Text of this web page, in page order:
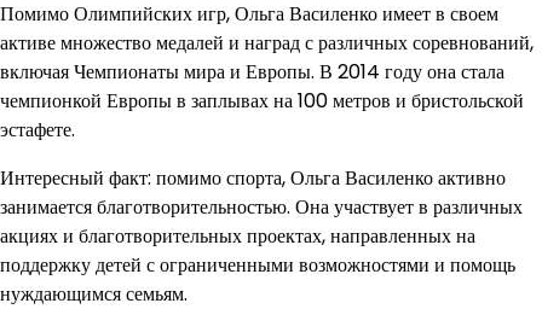
Помимо Олимпийских игр, Ольга Василенко имеет в своем
активе множество медалей и наград с различных соревнований,
включая Чемпионаты мира и Европы. В 2014 году она стала
чемпионкой Европы в заплывах на 100 метров и бристольской
эстафете.
Интересный факт: помимо спорта, Ольга Василенко активно
занимается благотворительностью. Она участвует в различных
акциях и благотворительных проектах, направленных на
поддержку детей с ограниченными возможностями и помощь
нуждающимся семьям.